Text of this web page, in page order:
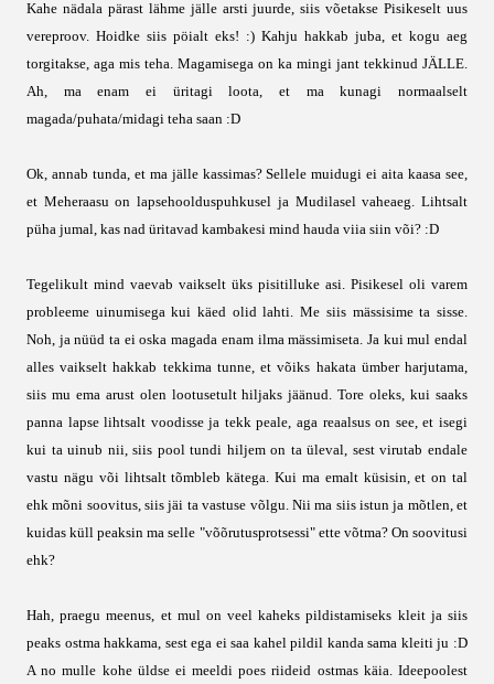
Kahe nädala pärast lähme jälle arsti juurde, siis võetakse Pisikeselt uus
vereproov. Hoidke siis pöialt eks! :) Kahju hakkab juba, et kogu aeg
torgitakse, aga mis teha. Magamisega on ka mingi jant tekkinud JÄLLE.
Ah, ma enam ei üritagi loota, et ma kunagi normaalselt
magada/puhata/midagi teha saan :D
Ok, annab tunda, et ma jälle kassimas? Sellele muidugi ei aita kaasa see,
et Meheraasu on lapsehoolduspuhkusel ja Mudilasel vaheaeg. Lihtsalt
püha jumal, kas nad üritavad kambakesi mind hauda viia siin või? :D
Tegelikult mind vaevab vaikselt üks pisitilluke asi. Pisikesel oli varem
probleeme uinumisega kui käed olid lahti. Me siis mässisime ta sisse.
Noh, ja nüüd ta ei oska magada enam ilma mässimiseta. Ja kui mul endal
alles vaikselt hakkab tekkima tunne, et võiks hakata ümber harjutama,
siis mu ema arust olen lootusetult hiljaks jäänud. Tore oleks, kui saaks
panna lapse lihtsalt voodisse ja tekk peale, aga reaalsus on see, et isegi
kui ta uinub nii, siis pool tundi hiljem on ta üleval, sest virutab endale
vastu nägu või lihtsalt tõmbleb kätega. Kui ma emalt küsisin, et on tal
ehk mõni soovitus, siis jäi ta vastuse võlgu. Nii ma siis istun ja mõtlen, et
kuidas küll peaksin ma selle "võõrutusprotsessi" ette võtma? On soovitusi
ehk?
Hah, praegu meenus, et mul on veel kaheks pildistamiseks kleit ja siis
peaks ostma hakkama, sest ega ei saa kahel pildil kanda sama kleiti ju :D
A no mulle kohe üldse ei meeldi poes riideid ostmas käia. Ideepoolest